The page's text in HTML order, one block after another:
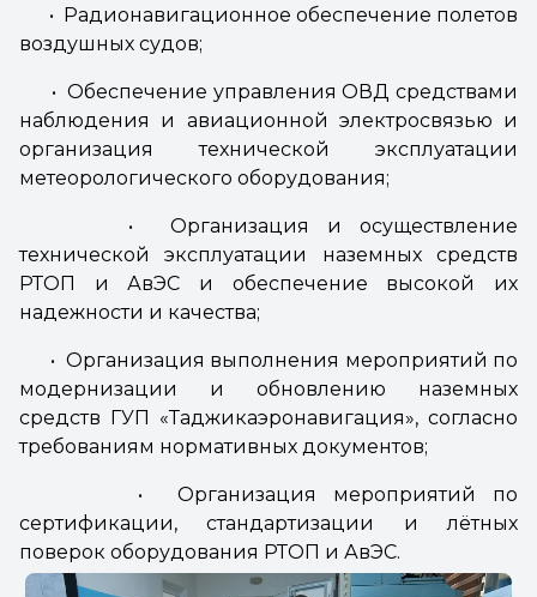
• Радионавигационное обеспечение полетов
воздушных судов;
• Обеспечение управления ОВД средствами
наблюдения и авиационной электросвязью и
организация технической эксплуатации
метеорологического оборудования;
• Организация и осуществление
технической эксплуатации наземных средств
РТОП и АвЭС и обеспечение высокой их
надежности и качества;
• Организация выполнения мероприятий по
модернизации и обновлению наземных
средств ГУП «Таджикаэронавигация», согласно
требованиям нормативных документов;
• Организация мероприятий по
сертификации, стандартизации и лётных
поверок оборудования РТОП и АвЭС.